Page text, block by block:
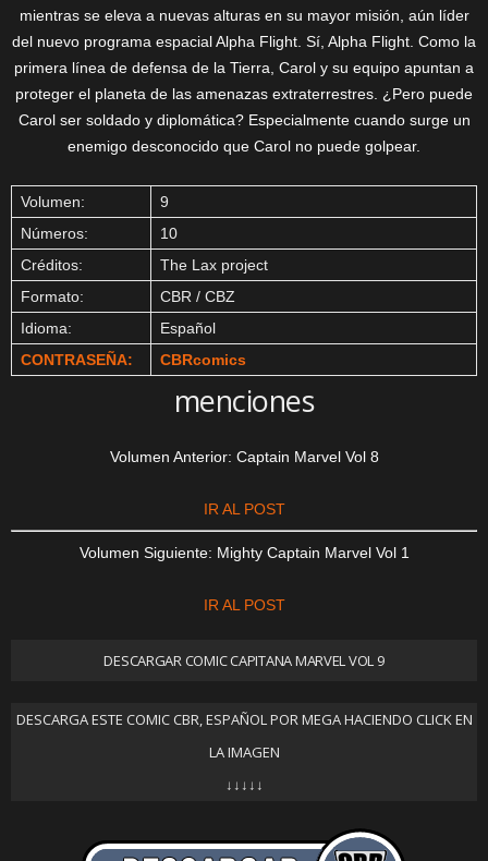
mientras se eleva a nuevas alturas en su mayor misión, aún líder
del nuevo programa espacial Alpha Flight. Sí, Alpha Flight. Como la
primera línea de defensa de la Tierra, Carol y su equipo apuntan a
proteger el planeta de las amenazas extraterrestres. ¿Pero puede
Carol ser soldado y diplomática? Especialmente cuando surge un
enemigo desconocido que Carol no puede golpear.
Volumen:
9
Números:
10
Créditos:
The Lax project
Formato:
CBR / CBZ
Idioma:
Español
CONTRASEÑA:
CBRcomics
menciones
Volumen Anterior: Captain Marvel Vol 8
IR AL POST
Volumen Siguiente: Mighty Captain Marvel Vol 1
IR AL POST
DESCARGAR COMIC CAPITANA MARVEL VOL 9
DESCARGA ESTE COMIC CBR, ESPAÑOL POR MEGA HACIENDO CLICK EN
LA IMAGEN
↓↓↓↓↓